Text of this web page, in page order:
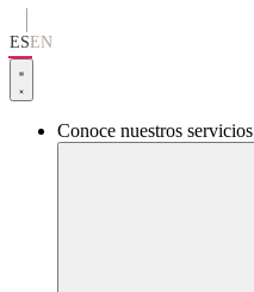
al
contenido
ESEN
Conoce nuestros servicios